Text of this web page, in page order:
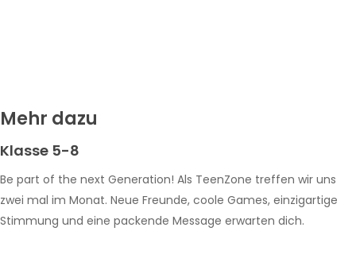
Mehr dazu
Klasse 5-8
Be part of the next Generation! Als TeenZone treffen wir uns
zwei mal im Monat. Neue Freunde, coole Games, einzigartige
Stimmung und eine packende Message erwarten dich.